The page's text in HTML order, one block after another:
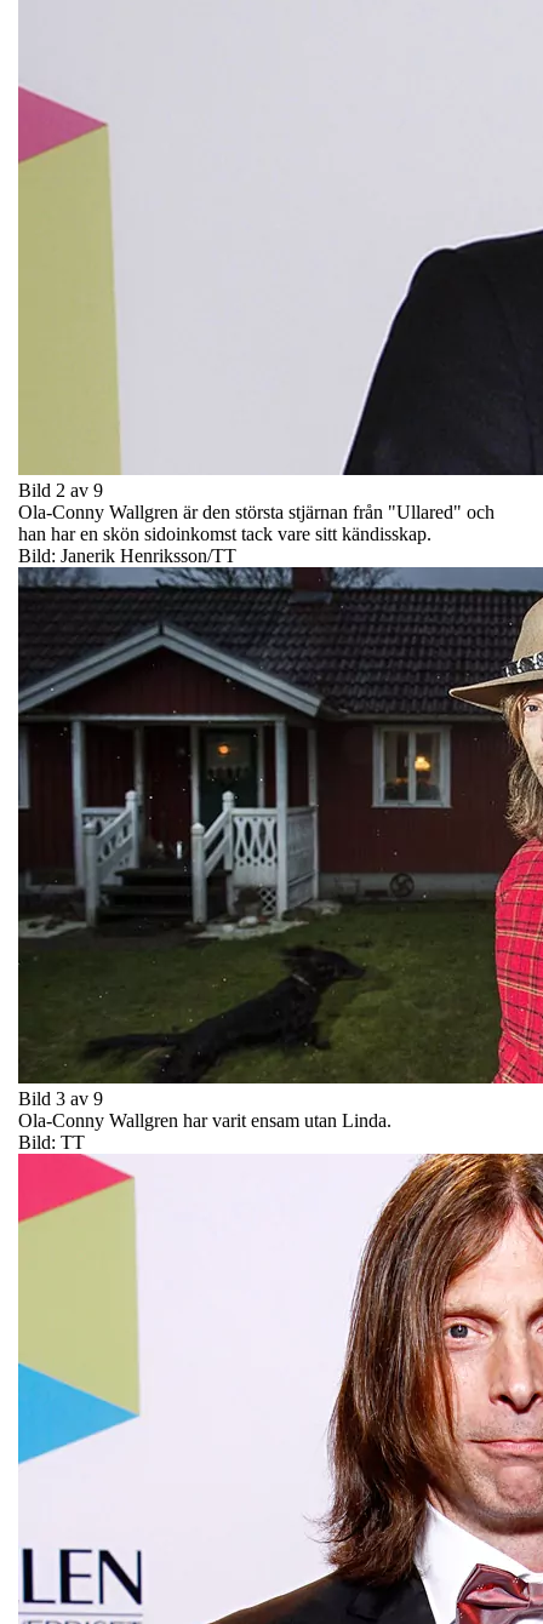
Bild 2 av 9
Ola-Conny Wallgren är den största stjärnan från "Ullared" och
han har en skön sidoinkomst tack vare sitt kändisskap.
Bild: Janerik Henriksson/TT
Bild 3 av 9
Ola-Conny Wallgren har varit ensam utan Linda.
Bild: TT